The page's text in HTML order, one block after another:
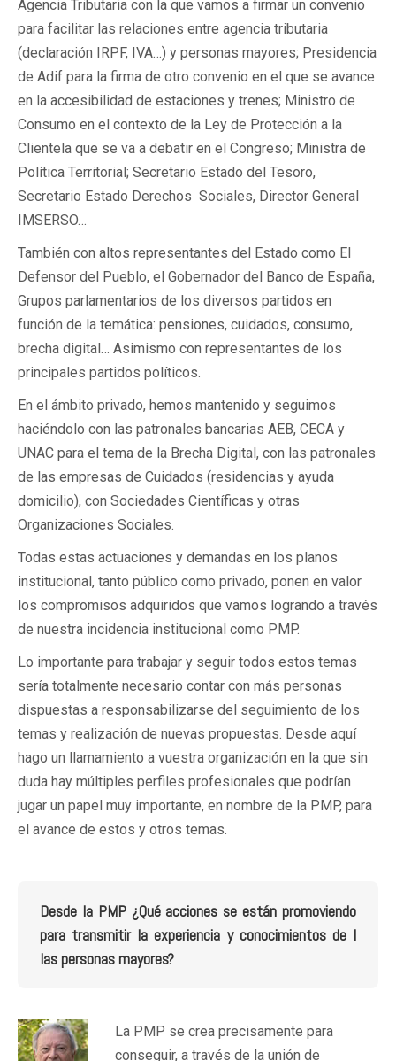
Agencia Tributaria con la que vamos a firmar un convenio
para facilitar las relaciones entre agencia tributaria
(declaración IRPF, IVA…) y personas mayores; Presidencia
de Adif para la firma de otro convenio en el que se avance
en la accesibilidad de estaciones y trenes; Ministro de
Consumo en el contexto de la Ley de Protección a la
Clientela que se va a debatir en el Congreso; Ministra de
Política Territorial; Secretario Estado del Tesoro,
Secretario Estado Derechos Sociales, Director General
IMSERSO…
También con altos representantes del Estado como El
Defensor del Pueblo, el Gobernador del Banco de España,
Grupos parlamentarios de los diversos partidos en
función de la temática: pensiones, cuidados, consumo,
brecha digital… Asimismo con representantes de los
principales partidos políticos.
En el ámbito privado, hemos mantenido y seguimos
haciéndolo con las patronales bancarias AEB, CECA y
UNAC para el tema de la Brecha Digital, con las patronales
de las empresas de Cuidados (residencias y ayuda
domicilio), con Sociedades Científicas y otras
Organizaciones Sociales.
Todas estas actuaciones y demandas en los planos
institucional, tanto público como privado, ponen en valor
los compromisos adquiridos que vamos logrando a través
de nuestra incidencia institucional como PMP.
Lo importante para trabajar y seguir todos estos temas
sería totalmente necesario contar con más personas
dispuestas a responsabilizarse del seguimiento de los
temas y realización de nuevas propuestas. Desde aquí
hago un llamamiento a vuestra organización en la que sin
duda hay múltiples perfiles profesionales que podrían
jugar un papel muy importante, en nombre de la PMP, para
el avance de estos y otros temas.
Desde la PMP ¿Qué acciones se están promoviendo
para transmitir la experiencia y conocimientos de l
las personas mayores?
La PMP se crea precisamente para
conseguir, a través de la unión de